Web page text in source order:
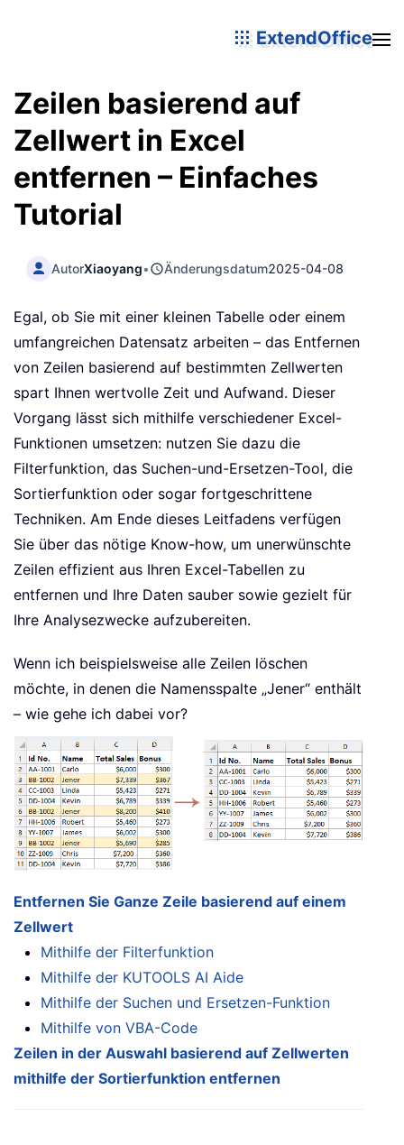
ExtendOffice
Zeilen basierend auf
Zellwert in Excel
entfernen – Einfaches
Tutorial
AutorXiaoyang• Änderungsdatum2025-04-08
Egal, ob Sie mit einer kleinen Tabelle oder einem
umfangreichen Datensatz arbeiten – das Entfernen
von Zeilen basierend auf bestimmten Zellwerten
spart Ihnen wertvolle Zeit und Aufwand. Dieser
Vorgang lässt sich mithilfe verschiedener Excel-
Funktionen umsetzen: nutzen Sie dazu die
Filterfunktion, das Suchen-und-Ersetzen-Tool, die
Sortierfunktion oder sogar fortgeschrittene
Techniken. Am Ende dieses Leitfadens verfügen
Sie über das nötige Know-how, um unerwünschte
Zeilen effizient aus Ihren Excel-Tabellen zu
entfernen und Ihre Daten sauber sowie gezielt für
Ihre Analysezwecke aufzubereiten.
Wenn ich beispielsweise alle Zeilen löschen
möchte, in denen die Namensspalte „Jener“ enthält
– wie gehe ich dabei vor?
Entfernen Sie Ganze Zeile basierend auf einem
Zellwert
Mithilfe der Filterfunktion
Mithilfe der KUTOOLS AI Aide
Mithilfe der Suchen und Ersetzen-Funktion
Mithilfe von VBA-Code
Zeilen in der Auswahl basierend auf Zellwerten
mithilfe der Sortierfunktion entfernen